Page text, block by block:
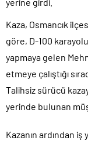
Kaza, Osmancık
göre, D-100
yapmaya gelen
etmeye çalıştığı
Talihsiz sürücü
yerinde bulunan
Kazanın ardından